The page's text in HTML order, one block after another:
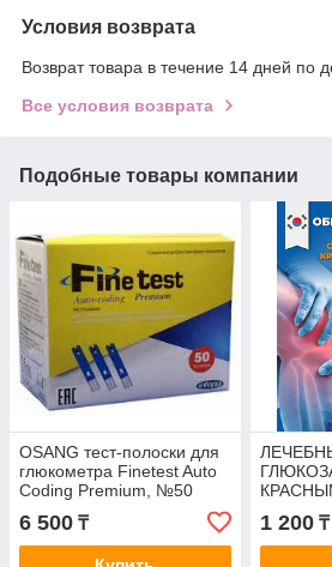
Условия возврата
Возврат товара в течение 14 дней по
Все условия возврата
Подобные товары компании
OSANG тест-полоски для
глюкометра Finetest Auto
Coding Premium, №50
6 500 ₸
ШТ
1 200₸